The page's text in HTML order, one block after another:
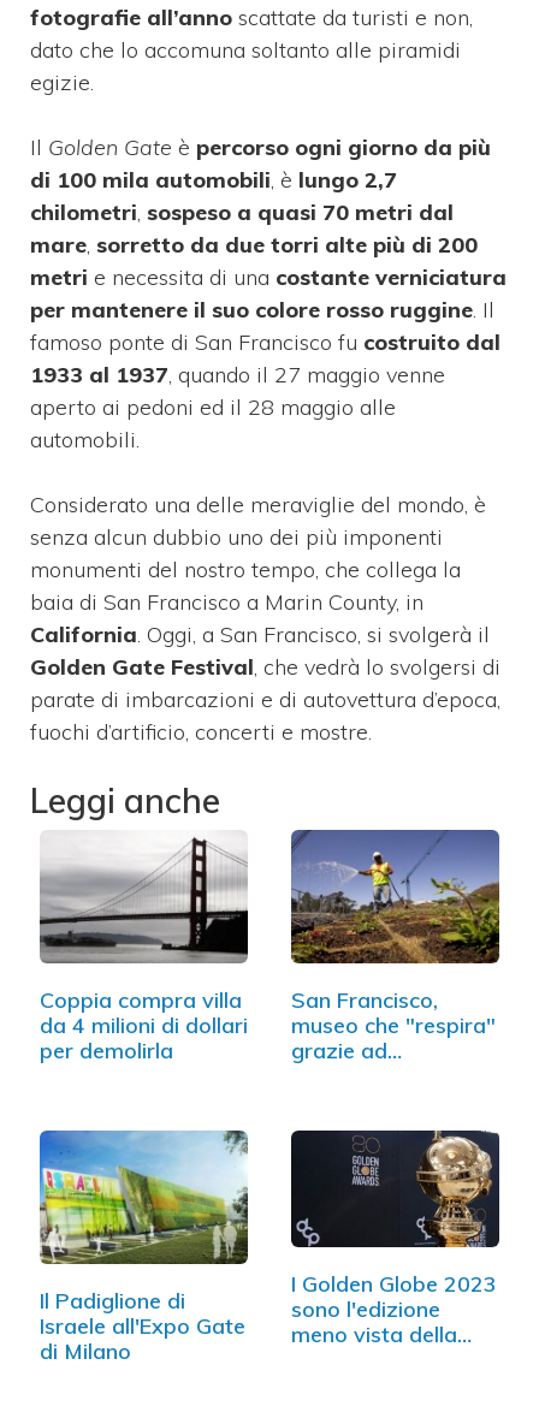
fotografie all’anno scattate da turisti e non,
dato che lo accomuna soltanto alle piramidi
egizie.
Il Golden Gate è percorso ogni giorno da più
di 100 mila automobili, è lungo 2,7
chilometri, sospeso a quasi 70 metri dal
mare, sorretto da due torri alte più di 200
metri e necessita di una costante verniciatura
per mantenere il suo colore rosso ruggine. Il
famoso ponte di San Francisco fu costruito dal
1933 al 1937, quando il 27 maggio venne
aperto ai pedoni ed il 28 maggio alle
automobili.
Considerato una delle meraviglie del mondo, è
senza alcun dubbio uno dei più imponenti
monumenti del nostro tempo, che collega la
baia di San Francisco a Marin County, in
California. Oggi, a San Francisco, si svolgerà il
Golden Gate Festival, che vedrà lo svolgersi di
parate di imbarcazioni e di autovettura d’epoca,
fuochi d’artificio, concerti e mostre.
Leggi anche
Coppia compra villa
da 4 milioni di dollari
per demolirla
San Francisco,
museo che "respira"
grazie ad…
Il Padiglione di
Israele all'Expo Gate
di Milano
I Golden Globe 2023
sono l'edizione
meno vista della